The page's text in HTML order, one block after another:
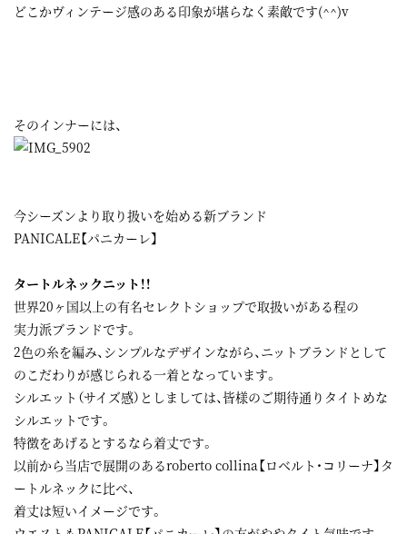
どこかヴィンテージ感のある印象が堪らなく素敵です(^^)v
そのインナーには、
今シーズンより取り扱いを始める新ブランド
PANICALE【パニカーレ】
タートルネックニット！！
世界20ヶ国以上の有名セレクトショップで取扱いがある程の
実力派ブランドです。
2色の糸を編み、シンプルなデザインながら、ニットブランドとして
のこだわりが感じられる一着となっています。
シルエット（サイズ感）としましては、皆様のご期待通りタイトめな
シルエットです。
特徴をあげるとするなら着丈です。
以前から当店で展開のあるroberto collina【ロベルト・コリーナ】タ
ートルネックに比べ、
着丈は短いイメージです。